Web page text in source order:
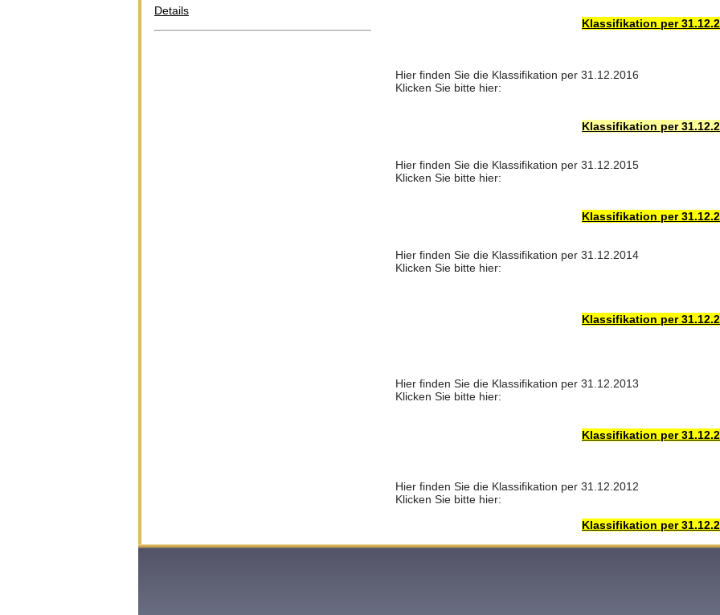
Details
Klassifikation per
Hier finden Sie die Klassifikation per 31.12.2016
Klicken Sie bitte hier:
Klassifikation per
Hier finden Sie die Klassifikation per 31.12.2015
Klicken Sie bitte hier:
Klassifikation per
Hier finden Sie die Klassifikation per 31.12.2014
Klicken Sie bitte hier:
Klassifikation per
Hier finden Sie die Klassifikation per 31.12.2013
Klicken Sie bitte hier:
Klassifikation per
Hier finden Sie die Klassifikation per 31.12.2012
Klicken Sie bitte hier:
Klassifikation per